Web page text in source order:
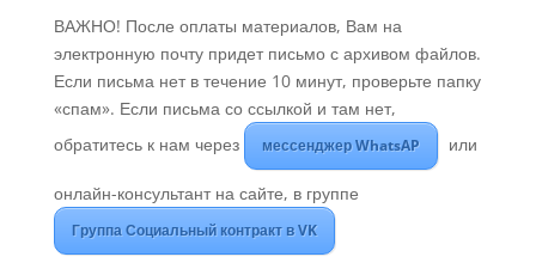
ВАЖНО! После оплаты материалов, Вам на
электронную почту придет письмо с архивом файлов.
Если письма нет в течение 10 минут, проверьте папку
«спам». Если письма со ссылкой и там нет,
обратитесь к нам через
мессенджер WhatsAP или
онлайн-консультант на сайте, в группе
Группа Социальный контракт в VK